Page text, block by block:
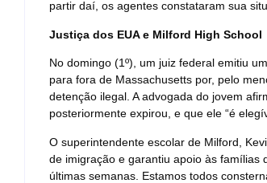
partir daí, os agentes constataram sua
Justiça dos EUA e Milford High School
No domingo (1º), um juiz federal emitiu
para fora de Massachusetts por, pelo
detenção ilegal. A advogada do jovem
posteriormente expirou, e que ele “é
O superintendente escolar de Milford,
de imigração e garantiu apoio às famílias
últimas semanas. Estamos todos